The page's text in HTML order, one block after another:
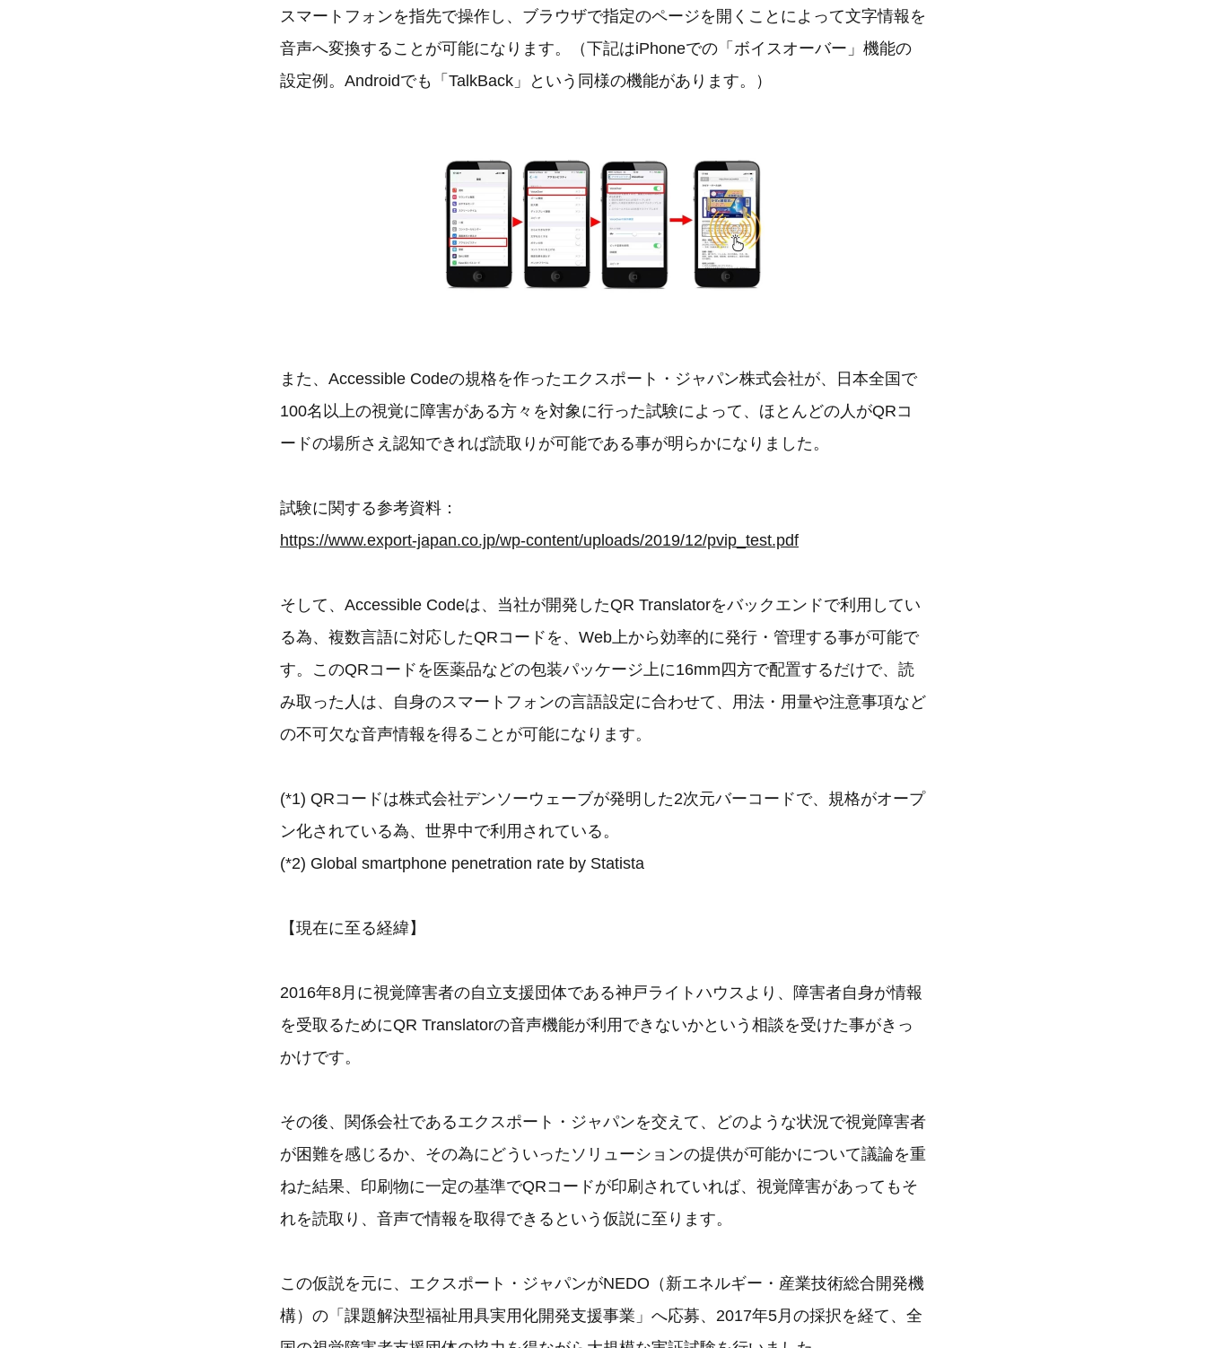
スマートフォンを指先で操作し、ブラウザで指定のページを開くことによって文字情報を
音声へ変換することが可能になります。（下記はiPhoneでの「ボイスオーバー」機能の
設定例。Androidでも「TalkBack」という同様の機能があります。）
また、Accessible Codeの規格を作ったエクスポート・ジャパン株式会社が、日本全国で
100名以上の視覚に障害がある方々を対象に行った試験によって、ほとんどの人がQRコ
ードの場所さえ認知できれば読取りが可能である事が明らかになりました。
試験に関する参考資料：
https://www.export-japan.co.jp/wp-content/uploads/2019/12/pvip_test.pdf
そして、Accessible Codeは、当社が開発したQR Translatorをバックエンドで利用してい
る為、複数言語に対応したQRコードを、Web上から効率的に発行・管理する事が可能で
す。このQRコードを医薬品などの包装パッケージ上に16mm四方で配置するだけで、読
み取った人は、自身のスマートフォンの言語設定に合わせて、用法・用量や注意事項など
の不可欠な音声情報を得ることが可能になります。
(*1) QRコードは株式会社デンソーウェーブが発明した2次元バーコードで、規格がオープ
ン化されている為、世界中で利用されている。
(*2) Global smartphone penetration rate by Statista
【現在に至る経緯】
2016年8月に視覚障害者の自立支援団体である神戸ライトハウスより、障害者自身が情報
を受取るためにQR Translatorの音声機能が利用できないかという相談を受けた事がきっ
かけです。
その後、関係会社であるエクスポート・ジャパンを交えて、どのような状況で視覚障害者
が困難を感じるか、その為にどういったソリューションの提供が可能かについて議論を重
ねた結果、印刷物に一定の基準でQRコードが印刷されていれば、視覚障害があってもそ
れを読取り、音声で情報を取得できるという仮説に至ります。
この仮説を元に、エクスポート・ジャパンがNEDO（新エネルギー・産業技術総合開発機
構）の「課題解決型福祉用具実用化開発支援事業」へ応募、2017年5月の採択を経て、全